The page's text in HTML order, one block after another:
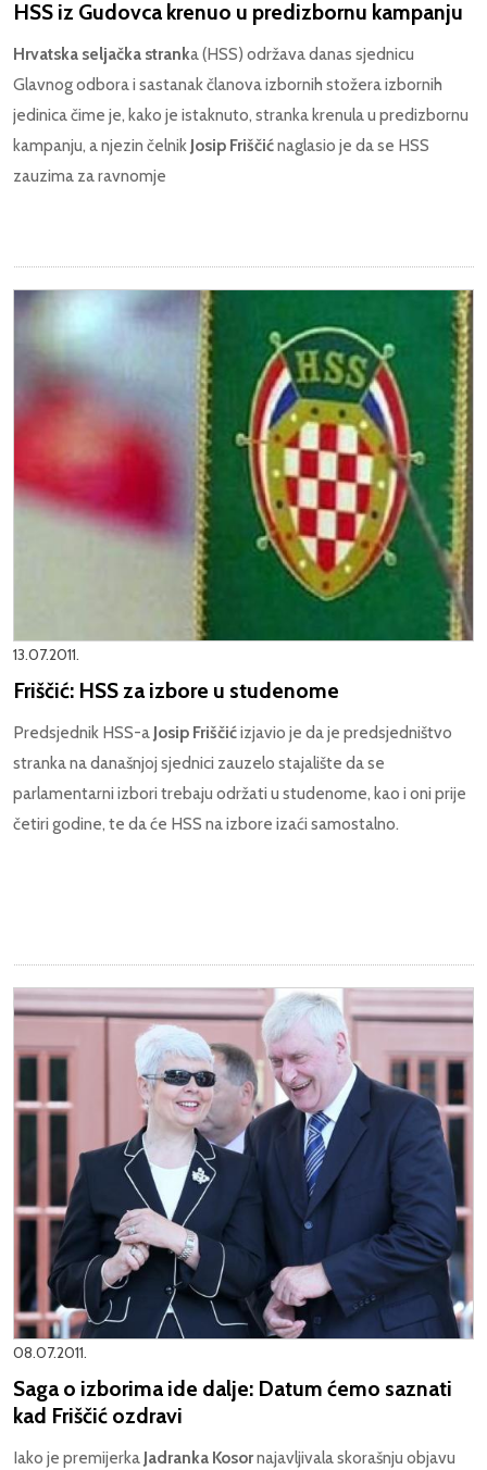
HSS iz Gudovca krenuo u predizbornu kampanju
Hrvatska seljačka stranka (HSS) održava danas sjednicu
Glavnog odbora i sastanak članova izbornih stožera izbornih
jedinica čime je, kako je istaknuto, stranka krenula u predizbornu
kampanju, a njezin čelnik Josip Friščićnaglasio je da se HSS
zauzima za ravnomje
13.07.2011.
Friščić: HSS za izbore u studenome
Predsjednik HSS-a Josip Friščićizjavio je da je predsjedništvo
stranka na današnjoj sjednici zauzelo stajalište da se
parlamentarni izbori trebaju održati u studenome, kao i oni prije
četiri godine, te da će HSS na izbore izaći samostalno.
08.07.2011.
Saga o izborima ide dalje: Datum ćemo saznati
kad Friščić ozdravi
Iako je premijerka Jadranka Kosornajavljivala skorašnju objavu